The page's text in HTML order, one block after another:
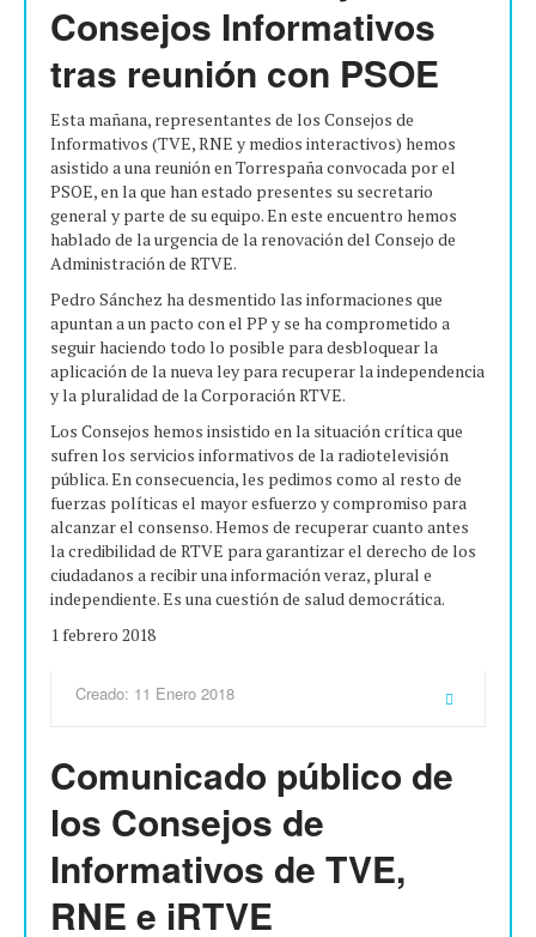
Consejos Informativos
tras reunión con PSOE
Esta mañana, representantes de los Consejos de
Informativos (TVE, RNE y medios interactivos) hemos
asistido a una reunión en Torrespaña convocada por el
PSOE, en la que han estado presentes su secretario
general y parte de su equipo. En este encuentro hemos
hablado de la urgencia de la renovación del Consejo de
Administración de RTVE.
Pedro Sánchez ha desmentido las informaciones que
apuntan a un pacto con el PP y se ha comprometido a
seguir haciendo todo lo posible para desbloquear la
aplicación de la nueva ley para recuperar la independencia
y la pluralidad de la Corporación RTVE.
Los Consejos hemos insistido en la situación crítica que
sufren los servicios informativos de la radiotelevisión
pública. En consecuencia, les pedimos como al resto de
fuerzas políticas el mayor esfuerzo y compromiso para
alcanzar el consenso. Hemos de recuperar cuanto antes
la credibilidad de RTVE para garantizar el derecho de los
ciudadanos a recibir una información veraz, plural e
independiente. Es una cuestión de salud democrática.
1 febrero 2018
Creado: 11 Enero 2018
Comunicado público de
los Consejos de
Informativos de TVE,
RNE e iRTVE